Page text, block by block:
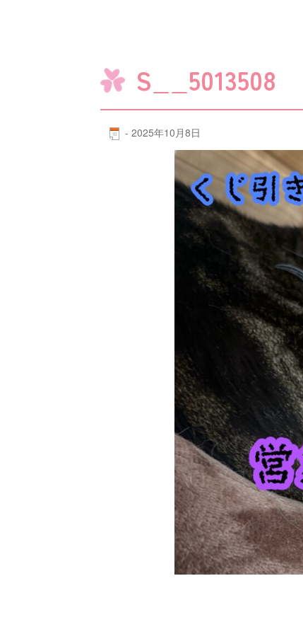
S__5013508
- 2025年10月8日